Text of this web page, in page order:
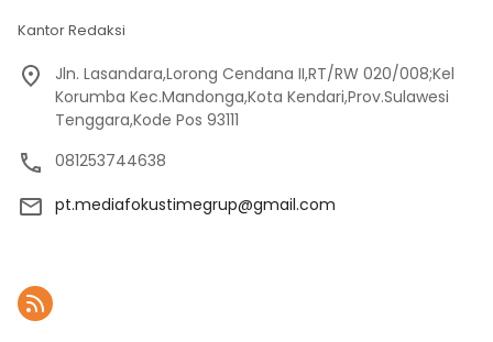
Kantor Redaksi
Jln. Lasandara,Lorong Cendana II,RT/RW 020/008;Kel
Korumba Kec.Mandonga,Kota Kendari,Prov.Sulawesi
Tenggara,Kode Pos 93111
081253744638
pt.mediafokustimegrup@gmail.com